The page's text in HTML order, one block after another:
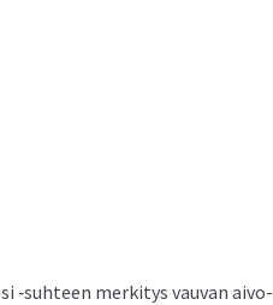
‑suh­teen merk­i­tys vau­van aivo­